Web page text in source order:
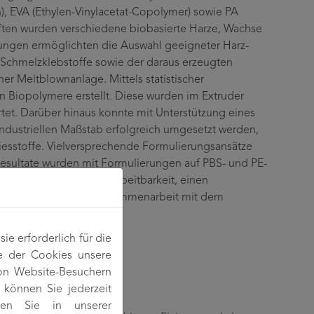
EVA (Ethylen-Vinylacetat-Copolymer) sowie PA
wurden verschiedene biobasierte Harze, Wachse
ermöglichten die Auswahl geeigneter Harz-
sowie der daraus erzeugten
Meltblownanlage. Mittels statistischer
Biopolymere erstellt. Diese wurden im Extruder
Darüber hinaus konnte mit Unterstützung eines
Maßstab erfolgreich umgesetzt werden,
Vielversprechende Formulierungsansätze
wurden mit Formulierungen auf PBS- und PE-
ausgezeichnete Verarbeitbarkeit, einen
Die Zusammenarbeit mit dem
erforderlich für die
der Cookies unsere
Website-Besuchern
Sie jederzeit
Sie in unserer